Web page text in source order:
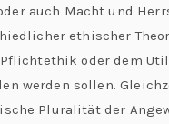
auch Macht und
ethischer
oder dem
werden sollen.
Pluralität der